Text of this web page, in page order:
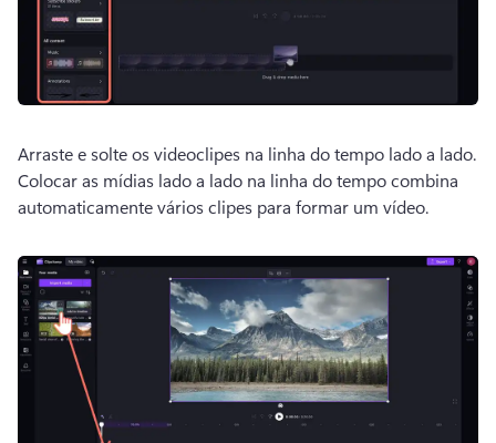
Colocar as mídias lado a lado na linha do tempo combina
automaticamente vários clipes para formar um vídeo.